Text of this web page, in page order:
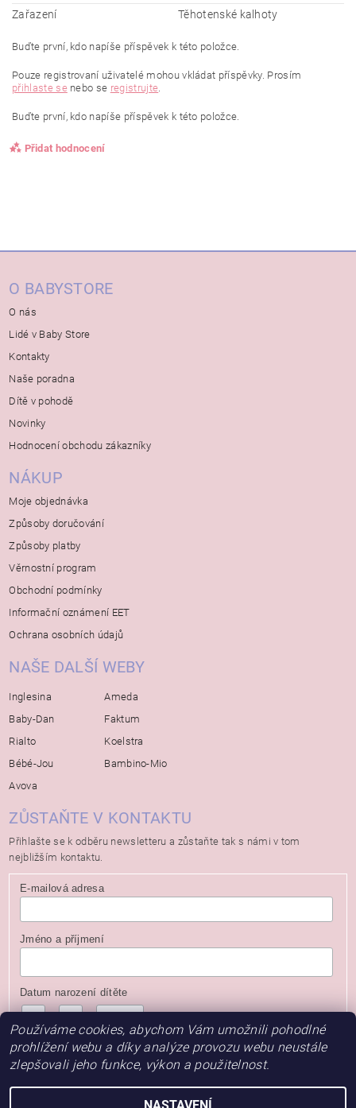
Zařazení
Těhotenské kalhoty
Buďte první, kdo napíše příspěvek k této položce.
Pouze registrovaní uživatelé mohou vkládat příspěvky. Prosím
přihlaste senebo se registrujte
Buďte první, kdo napíše příspěvek k této položce.
Přidat hodnocení
O BABYSTORE
O nás
Lidé v Baby Store
Kontakty
Naše poradna
Dítě v pohodě
Novinky
Hodnocení obchodu zákazníky
NÁKUP
Moje objednávka
Způsoby doručování
Způsoby platby
Věrnostní program
Obchodní podmínky
Informační oznámení EET
Ochrana osobních údajů
NAŠE DALŠÍ WEBY
Inglesina
Baby-Dan
Rialto
Bébé-Jou
Avova
Ameda
Faktum
Koelstra
Bambino-Mio
ZŮSTAŇTE V KONTAKTU
Přihlašte se k odběru newsletteru a zůstaňte tak s námi v tom
nejbližším kontaktu.
E-mailová adresa
Jméno a příjmení
Datum narození dítěte
Používáme cookies, abychom Vám umožnili pohodlné
prohlížení webu a díky analýze provozu webu neustále
zlepšovali jeho funkce, výkon a použitelnost.